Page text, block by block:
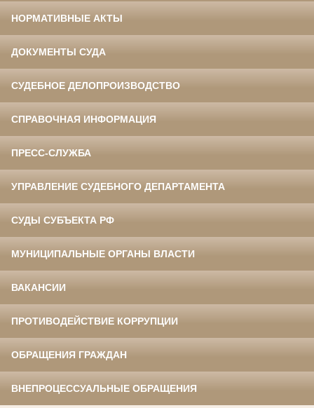
НОРМАТИВНЫЕ АКТЫ
ДОКУМЕНТЫ СУДА
СУДЕБНОЕ ДЕЛОПРОИЗВОДСТВО
СПРАВОЧНАЯ ИНФОРМАЦИЯ
ПРЕСС-СЛУЖБА
УПРАВЛЕНИЕ СУДЕБНОГО ДЕПАРТАМЕНТА
СУДЫ СУБЪЕКТА РФ
МУНИЦИПАЛЬНЫЕ ОРГАНЫ ВЛАСТИ
ВАКАНСИИ
ПРОТИВОДЕЙСТВИЕ КОРРУПЦИИ
ОБРАЩЕНИЯ ГРАЖДАН
ВНЕПРОЦЕССУАЛЬНЫЕ ОБРАЩЕНИЯ